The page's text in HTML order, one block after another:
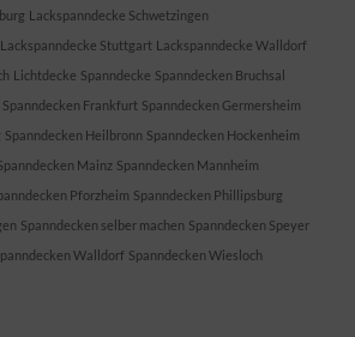
Lackspanndecke Schwetzingen
Lackspanndecke Stuttgart Lackspanndecke Walldorf
Lichtdecke Spanndecke Spanndecken Bruchsal
Spanndecken Frankfurt Spanndecken Germersheim
Spanndecken Heilbronn Spanndecken Hockenheim
Mainz Spanndecken Mannheim
Pforzheim Spanndecken Phillipsburg
Spanndecken selber machen Spanndecken Speyer
Walldorf Spanndecken Wiesloch